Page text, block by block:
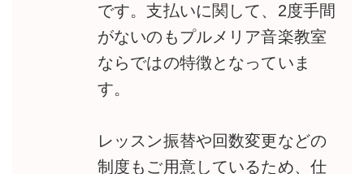
です。支払いに関して、2度手間
がないのもプルメリア音楽教室
ならではの特徴となっていま
す。
レッスン振替や回数変更などの
制度もご用意しているため、仕